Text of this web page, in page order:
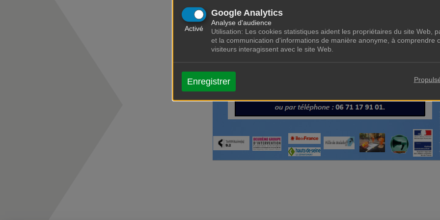
Google Analytics
Activé
Analyse d'audience
Utilisation: Les cookies statistiques aident les propriétaires du site Web,
et la communication d'informations de manière anonyme, à comprendre
visiteurs interagissent avec le site Web.
Enregistrer